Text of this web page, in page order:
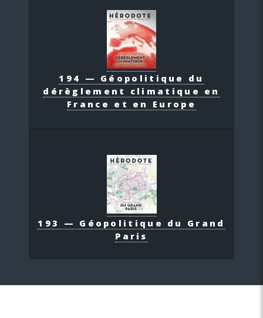
194 — Géopolitique du
dérèglement climatique en
France et en Europe
193 — Géopolitique du Grand
Paris